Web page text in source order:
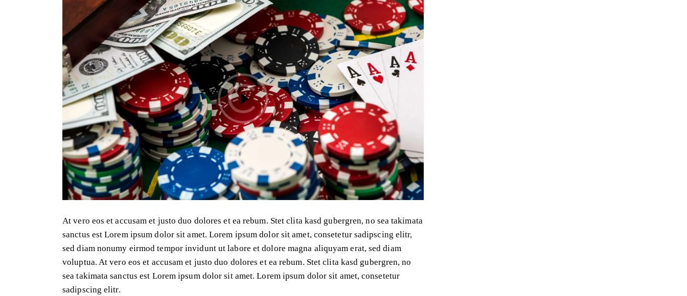
At vero eos et accusam et justo duo dolores et ea rebum. Stet clita kasd gubergren, no sea takimata
sanctus est Lorem ipsum dolor sit amet. Lorem ipsum dolor sit amet, consetetur sadipscing elitr,
sed diam nonumy eirmod tempor invidunt ut labore et dolore magna aliquyam erat, sed diam
voluptua. At vero eos et accusam et justo duo dolores et ea rebum. Stet clita kasd gubergren, no
sea takimata sanctus est Lorem ipsum dolor sit amet. Lorem ipsum dolor sit amet, consetetur
sadipscing elitr.